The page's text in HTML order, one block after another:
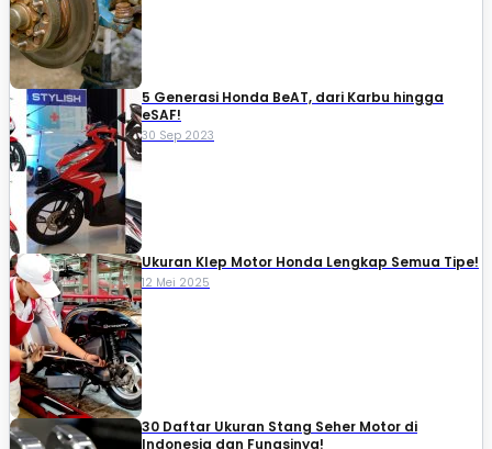
5 Generasi Honda BeAT, dari Karbu hingga
eSAF!
30 Sep 2023
Ukuran Klep Motor Honda Lengkap Semua Tipe!
12 Mei 2025
30 Daftar Ukuran Stang Seher Motor di
Indonesia dan Fungsinya!